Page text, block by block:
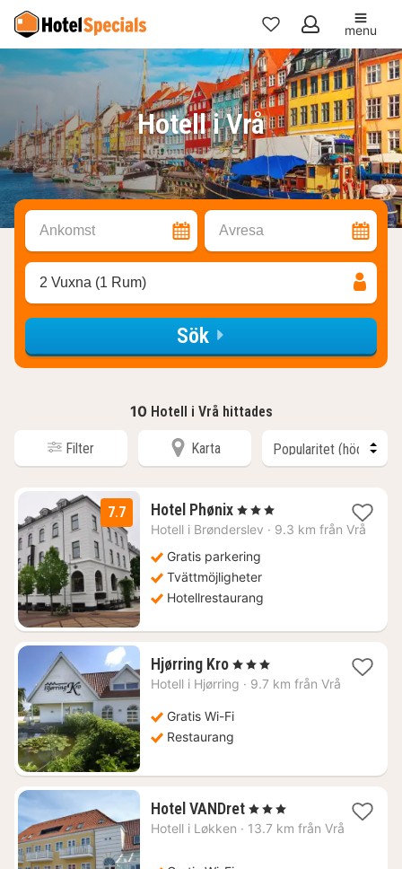
Mina
favoriter
menu
Hotell i Vrå
Ankomst Avresa
2 Vuxna (1 Rum)
Sök
10 Hotell i Vrå hittades
Filter Karta
7.7 Hotel Phønix1
natt
1248
kr.
, 3 Stjärnor
Hotell i Brønderslev · 9.3 km från Vrå
Gratis parkering
Tvättmöjligheter
Hotellrestaurang
Hjørring Kro1
natt
från
1073
, 3 Stjärnor
Hotell i Hjørring · 9.7 km från Vrå
Gratis Wi-Fi
Restaurang
Hotel VANDret1
natt
, 3 Stjärnor
Hotell i Løkken · 13.7 km från Vrå